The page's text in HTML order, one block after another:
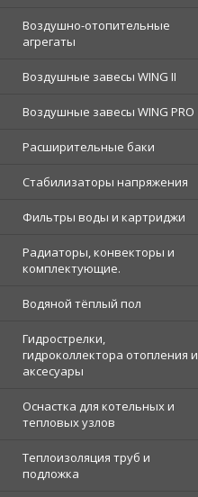
Воздушно-отопительные
агрегаты
Воздушные завесы WING II
Воздушные завесы WING PRO
Расширительные баки
Стабилизаторы напряжения
Фильтры воды и картриджи
Радиаторы, конвекторы и
комплектующие.
Водяной тёплый пол
Гидрострелки,
гидроколлектора отопления и
аксесуары
Оснастка для котельных и
тепловых узлов
Теплоизоляция труб и
подложка